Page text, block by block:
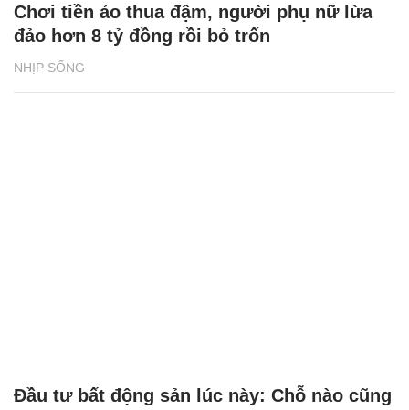
NHỊP SỐNG
Chơi tiền ảo thua đậm, người phụ nữ lừa
đảo hơn 8 tỷ đồng rồi bỏ trốn
Đầu tư bất động sản lúc này: Chỗ nào cũng